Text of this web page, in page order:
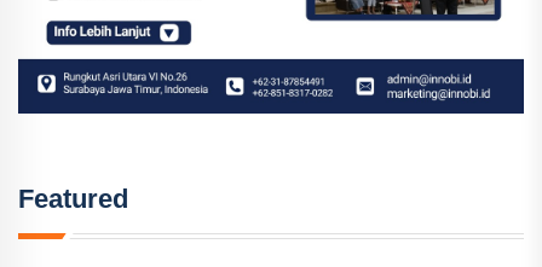
Featured